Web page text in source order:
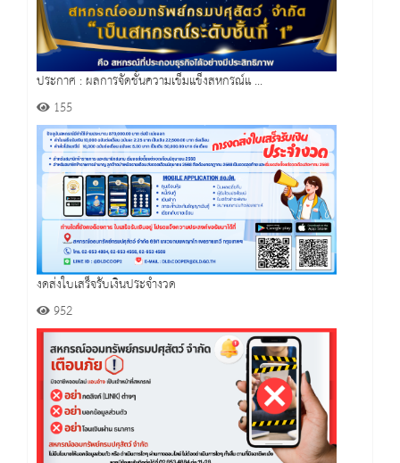
ประกาศ : ผลการจัดชั้นความเข็มแข็งสหกรณ์แ ...
155
งดส่งใบเสร็จรับเงินประจำงวด
952